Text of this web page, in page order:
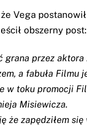
Vega
obszerny post:
grana przez
a fabuła Filmu
w toku promocji
Misiewicza.
że zapędziłem